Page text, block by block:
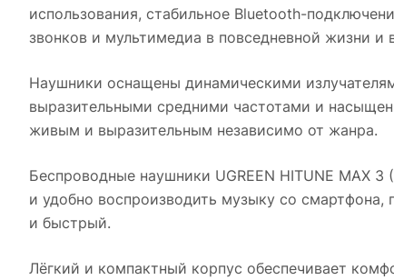
использования, стабильное Bluetooth-
звонков и мультимедиа в повседневной жизни и
Наушники оснащены динамическими
выразительными средними частотами и
живым и выразительным независимо от жанра.
Беспроводные наушники UGREEN HITUNE MAX 3
и удобно воспроизводить музыку со
и быстрый.
Лёгкий и компактный корпус обеспечивает